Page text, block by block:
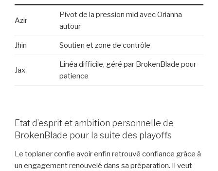
Azir
Pivot de la pression mid avec Orianna
autour
Jhin Soutien et zone de contrôle
Jax
Linéa difficile, géré par BrokenBlade pour
patience
Etat d’esprit et ambition personnelle de
BrokenBlade pour la suite des playoffs
Le toplaner confie avoir enfin retrouvé confiance grâce à
un engagement renouvelé dans sa préparation. Il veut